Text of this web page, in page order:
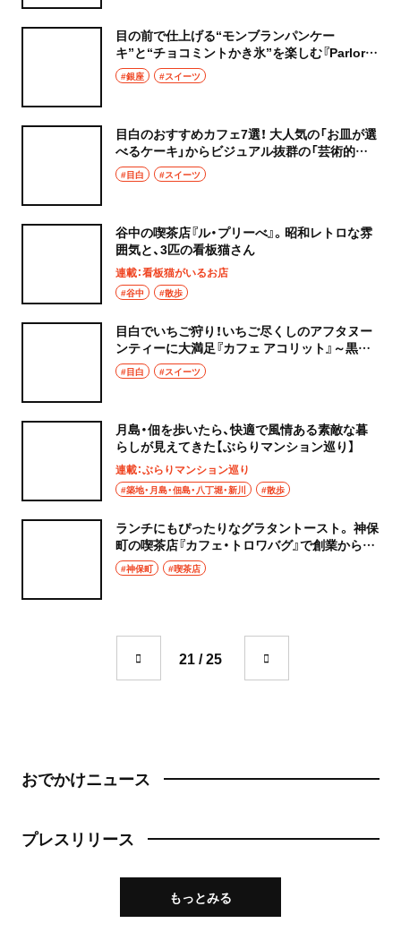
目の前で仕上げる“モンブランパンケー
キ”と“チョコミントかき氷”を楽しむ『Parlor
Vinefru（パーラービネフル）銀座』～黒猫スイー
ツ散歩 銀座編①～
#銀座 #スイーツ
目白のおすすめカフェ7選！ 大人気の「お皿が選
べるケーキ」からビジュアル抜群の「芸術的パ
フェ」まで～黒猫スイーツ散歩目白編まとめ～
#目白 #スイーツ
谷中の喫茶店『ル・プリーべ』。昭和レトロな雰
囲気と、3匹の看板猫さん
連載：看板猫がいるお店
#谷中 #散歩
目白でいちご狩り！いちご尽くしのアフタヌー
ンティーに大満足『カフェ アコリット』～黒猫
スイーツ散歩 目白編⑧～
#目白 #スイーツ
月島・佃を歩いたら、快適で風情ある素敵な暮
らしが見えてきた【ぶらりマンション巡り】
連載：ぶらりマンション巡り
#築地・月島・佃島・八丁堀・新川 #散歩
ランチにもぴったりなグラタントースト。 神保
町の喫茶店『カフェ・トロワバグ』で創業から変
わらぬ味をたのしむ
#神保町 #喫茶店
21 / 25
おでかけニュース
プレスリリース
もっとみる